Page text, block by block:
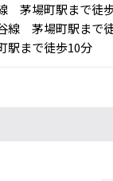
茅場町駅まで徒
線 茅場町駅まで
まで徒歩10分